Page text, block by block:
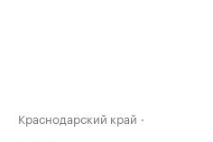
Краснодарский край